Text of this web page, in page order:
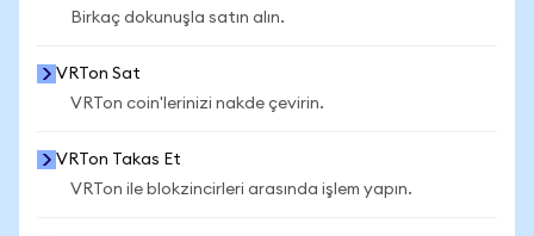
Birkaç dokunuşla satın alın.
VRTon Sat
VRTon coin'lerinizi nakde çevirin.
VRTon Takas Et
VRTon ile blokzincirleri arasında işlem yapın.